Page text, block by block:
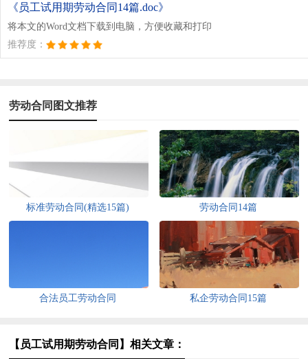
《员工试用期劳动合同14篇.doc》
将本文的Word文档下载到电脑，方便收藏和打印
推荐度：
劳动合同图文推荐
标准劳动合同(精选15篇) 劳动合同14篇
合法员工劳动合同 私企劳动合同15篇
【员工试用期劳动合同】相关文章：